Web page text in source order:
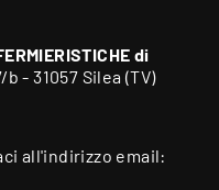
di
- 31057 Silea (TV)
all'indirizzo email: